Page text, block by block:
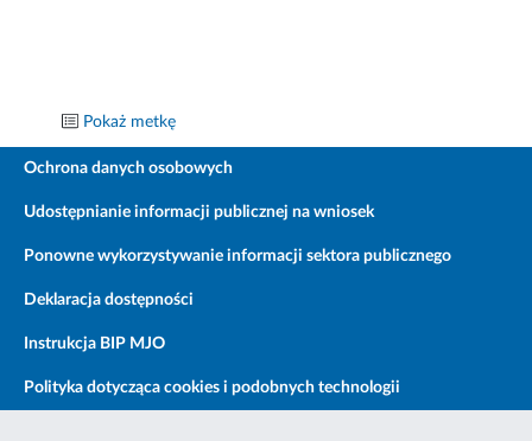
Pokaż metkę
Ochrona danych osobowych
Udostępnianie informacji publicznej na wniosek
Ponowne wykorzystywanie informacji sektora publicznego
Deklaracja dostępności
Instrukcja BIP MJO
Polityka dotycząca cookies i podobnych technologii